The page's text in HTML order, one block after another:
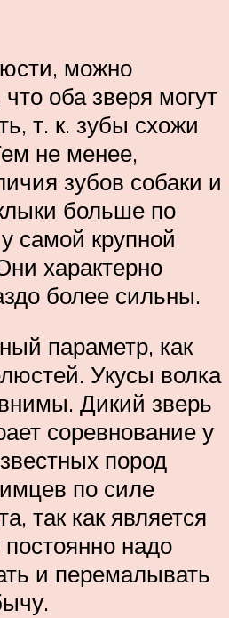
можно
оба зверя могут
т. к. зубы схожи
не менее,
зубов собаки и
больше по
самой крупной
характерно
более сильны.
параметр, как
Укусы волка
Дикий зверь
соревнование у
пород
по силе
так как является
надо
и перемалывать